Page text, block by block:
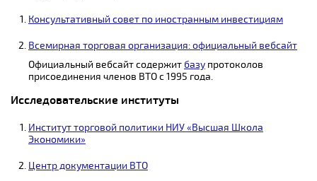
Консультативный совет по иностранным инвестициям
Всемирная торговая организация: официальный вебсайт
Официальный вебсайт содержит базу протоколов
присоединения членов ВТО с 1995 года.
Исследовательские институты
Институт торговой политики НИУ «Высшая Школа
Экономики»
Центр документации ВТО